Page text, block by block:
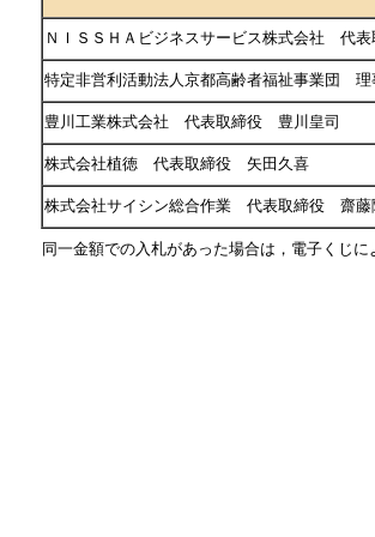
ＮＩＳＳＨＡビジネスサービス株式会社 代
特定非営利活動法人京都高齢者福祉事業団
豊川工業株式会社 代表取締役 豊川皇司
株式会社植徳 代表取締役 矢田久喜
株式会社サイシン総合作業 代表取締役 齋藤
同一金額での入札があった場合は，電子くじに